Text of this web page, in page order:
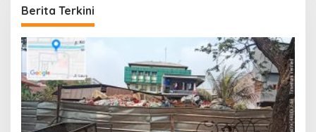
Berita Terkini